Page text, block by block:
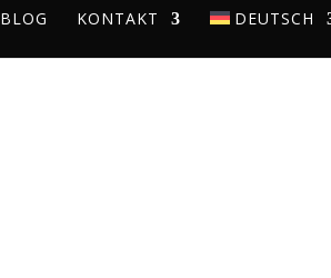
BLOG KONTAKT DEUTSCH